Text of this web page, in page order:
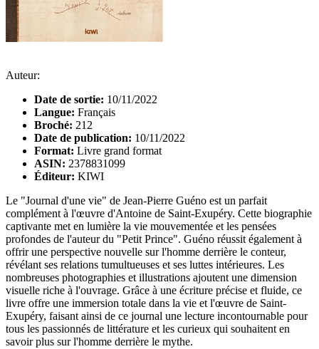
Auteur:
Date de sortie: 10/11/2022
Langue: Français
Broché: 212
Date de publication: 10/11/2022
Format: Livre grand format
ASIN: 2378831099
Éditeur: KIWI
Le "Journal d'une vie" de Jean-Pierre Guéno est un parfait
complément à l'œuvre d'Antoine de Saint-Exupéry. Cette biographie
captivante met en lumière la vie mouvementée et les pensées
profondes de l'auteur du "Petit Prince". Guéno réussit également à
offrir une perspective nouvelle sur l'homme derrière le conteur,
révélant ses relations tumultueuses et ses luttes intérieures. Les
nombreuses photographies et illustrations ajoutent une dimension
visuelle riche à l'ouvrage. Grâce à une écriture précise et fluide, ce
livre offre une immersion totale dans la vie et l'œuvre de Saint-
Exupéry, faisant ainsi de ce journal une lecture incontournable pour
tous les passionnés de littérature et les curieux qui souhaitent en
savoir plus sur l'homme derrière le mythe.